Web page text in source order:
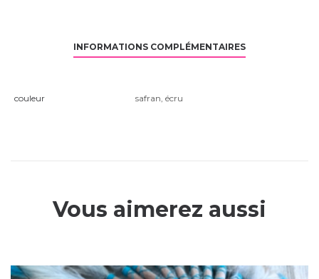
INFORMATIONS COMPLÉMENTAIRES
couleur safran, écru
Vous aimerez aussi